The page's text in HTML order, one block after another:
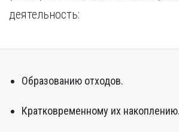
Красноярск
Курган
Л
Магнитогорск
деятельность:
Образованию отходов.
Кратковременному их накоплению.